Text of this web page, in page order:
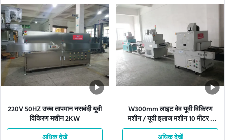
220V 50HZ उच्च तापमान नसबंदी यूवी
विकिरण मशीन 2KW
W300mm लाइट वेव यूवी विकिरण
मशीन / यूवी इलाज मशीन 10 मीटर /
मिनट